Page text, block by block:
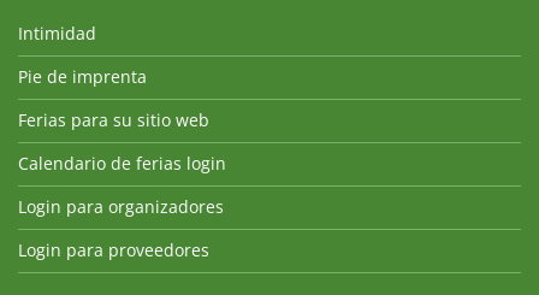
Intimidad
Pie de imprenta
Ferias para su sitio web
Calendario de ferias login
Login para organizadores
Login para proveedores